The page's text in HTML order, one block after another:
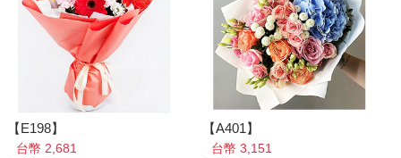
【E198】
台幣 2,681
【A401】
台幣 3,151